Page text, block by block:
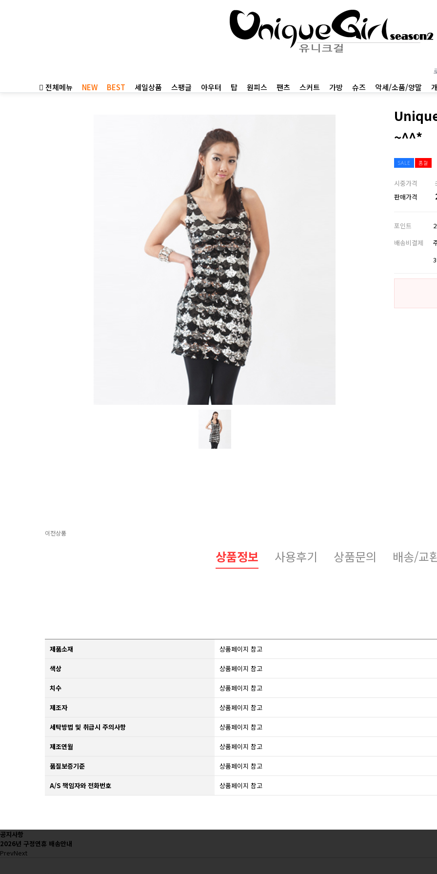
전체메뉴 NEW BEST 세일상품 스팽글 아우터 탑 원피스 팬츠 스커트 가방 슈즈 악세/소품/양말
~^^*
SALE 품절
시중가격
판매가격
포인트
배송비결제
이전상품
상품정보 사용후기 상품문의 배송/교
제품소재 상품페이지 참고
색상 상품페이지 참고
치수 상품페이지 참고
제조자 상품페이지 참고
세탁방법 및 취급시 주의사항 상품페이지 참고
제조연월 상품페이지 참고
품질보증기준 상품페이지 참고
A/S 책임자와 전화번호 상품페이지 참고
공지사항
2026년 구정연휴 배송안내
PrevNext